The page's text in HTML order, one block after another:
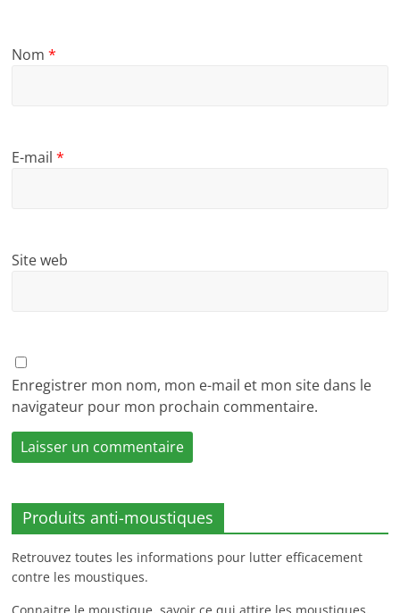
Nom*
E-mail*
Site web
Enregistrer mon nom, mon e-mail et mon site dans le
navigateur pour mon prochain commentaire.
Produits anti-moustiques
Retrouvez toutes les informations pour lutter efficacement
contre les moustiques.